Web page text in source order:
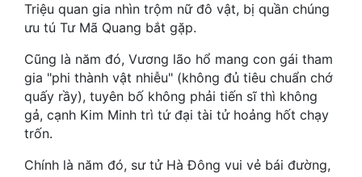
Huyền Huyễn
Huyền Ảo
Hài Hước
Triệu quan gia nhìn trộm nữ đô vật, bị quần chúng
ưu tú Tư Mã Quang bắt gặp.
Cũng là năm đó, Vương lão hổ mang con gái tham
gia "phi thành vật nhiễu" (không đủ tiêu chuẩn chớ
quấy rầy), tuyên bố không phải tiến sĩ thì không
gả, cạnh Kim Minh trì tứ đại tài tử hoảng hốt chạy
trốn.
Chính là năm đó, sư tử Hà Đông vui vẻ bái đường,